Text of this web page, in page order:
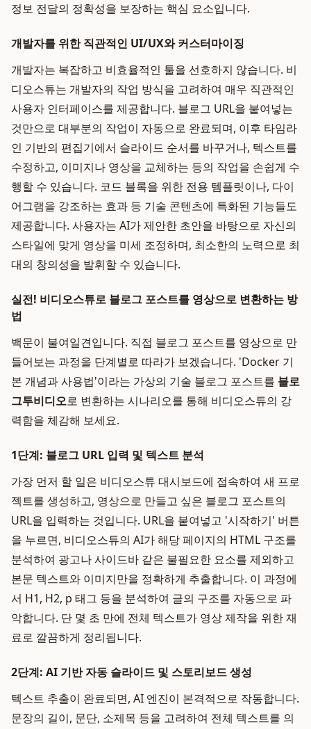
정보 전달의 정확성을 보장하는 핵심 요소입니다.
개발자를 위한 직관적인 UI/UX와 커스터마이징
개발자는 복잡하고 비효율적인 툴을 선호하지 않습니다. 비
디오스튜는 개발자의 작업 방식을 고려하여 매우 직관적인
사용자 인터페이스를 제공합니다. 블로그 URL을 붙여넣는
것만으로 대부분의 작업이 자동으로 완료되며, 이후 타임라
인 기반의 편집기에서 슬라이드 순서를 바꾸거나, 텍스트를
수정하고, 이미지나 영상을 교체하는 등의 작업을 손쉽게 수
행할 수 있습니다. 코드 블록을 위한 전용 템플릿이나, 다이
어그램을 강조하는 효과 등 기술 콘텐츠에 특화된 기능들도
제공합니다. 사용자는 AI가 제안한 초안을 바탕으로 자신의
스타일에 맞게 영상을 미세 조정하며, 최소한의 노력으로 최
대의 창의성을 발휘할 수 있습니다.
실전! 비디오스튜로 블로그 포스트를 영상으로 변환하는 방
법
백문이 불여일견입니다. 직접 블로그 포스트를 영상으로 만
들어보는 과정을 단계별로 따라가 보겠습니다. 'Docker 기
본 개념과 사용법'이라는 가상의 기술 블로그 포스트를 블로
그투비디오로 변환하는 시나리오를 통해 비디오스튜의 강
력함을 체감해 보세요.
1단계: 블로그 URL 입력 및 텍스트 분석
가장 먼저 할 일은 비디오스튜 대시보드에 접속하여 새 프로
젝트를 생성하고, 영상으로 만들고 싶은 블로그 포스트의
URL을 입력하는 것입니다. URL을 붙여넣고 '시작하기' 버튼
을 누르면, 비디오스튜의 AI가 해당 페이지의 HTML 구조를
분석하여 광고나 사이드바 같은 불필요한 요소를 제외하고
본문 텍스트와 이미지만을 정확하게 추출합니다. 이 과정에
서 H1, H2, p 태그 등을 분석하여 글의 구조를 자동으로 파
악합니다. 단 몇 초 만에 전체 텍스트가 영상 제작을 위한 재
료로 깔끔하게 정리됩니다.
2단계: AI 기반 자동 슬라이드 및 스토리보드 생성
텍스트 추출이 완료되면, AI 엔진이 본격적으로 작동합니다.
문장의 길이, 문단, 소제목 등을 고려하여 전체 텍스트를 의